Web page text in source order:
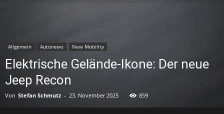
Allgemein Autonews New Mobility
Elektrische Gelände-Ikone: Der neue
Jeep Recon
Von Stefan Schmutz - 23. November 2025 859